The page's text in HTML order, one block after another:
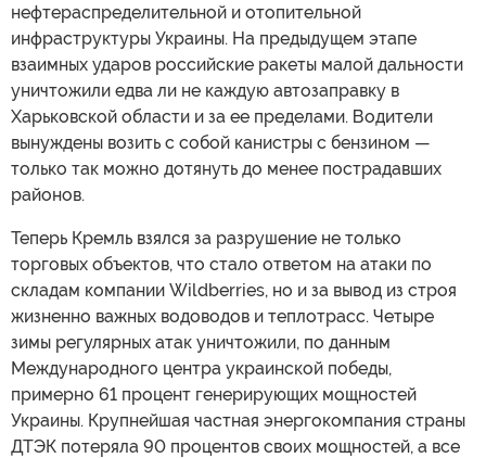
нефтераспределительной и отопительной
инфраструктуры Украины. На предыдущем этапе
взаимных ударов российские ракеты малой дальности
уничтожили едва ли не каждую автозаправку в
Харьковской области и за ее пределами. Водители
вынуждены возить с собой канистры с бензином —
только так можно дотянуть до менее пострадавших
районов.
Теперь Кремль взялся за разрушение не только
торговых объектов, что стало ответом на атаки по
складам компании Wildberries, но и за вывод из строя
жизненно важных водоводов и теплотрасс. Четыре
зимы регулярных атак уничтожили, по данным
Международного центра украинской победы,
примерно 61 процент генерирующих мощностей
Украины. Крупнейшая частная энергокомпания страны
ДТЭК потеряла 90 процентов своих мощностей, а все